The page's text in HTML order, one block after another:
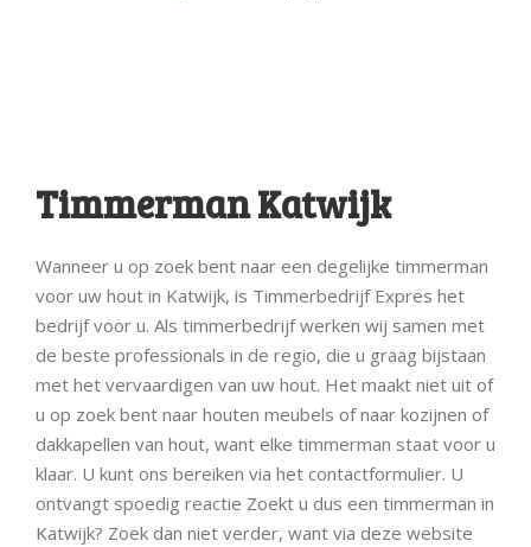
Timmerman Katwijk
Wanneer u op zoek bent naar een degelijke timmerman
voor uw hout in Katwijk, is Timmerbedrijf Expres het
bedrijf voor u. Als timmerbedrijf werken wij samen met
de beste professionals in de regio, die u graag bijstaan
met het vervaardigen van uw hout. Het maakt niet uit of
u op zoek bent naar houten meubels of naar kozijnen of
dakkapellen van hout, want elke timmerman staat voor u
klaar. U kunt ons bereiken via het contactformulier. U
ontvangt spoedig reactie Zoekt u dus een timmerman in
Katwijk? Zoek dan niet verder, want via deze website